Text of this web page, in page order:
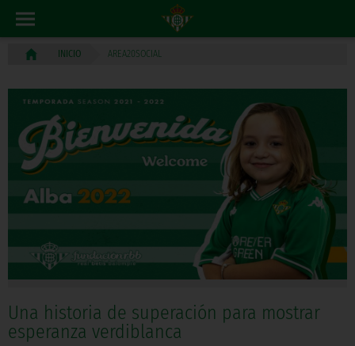
INICIO AREA20SOCIAL
Una historia de superación para mostrar
esperanza verdiblanca